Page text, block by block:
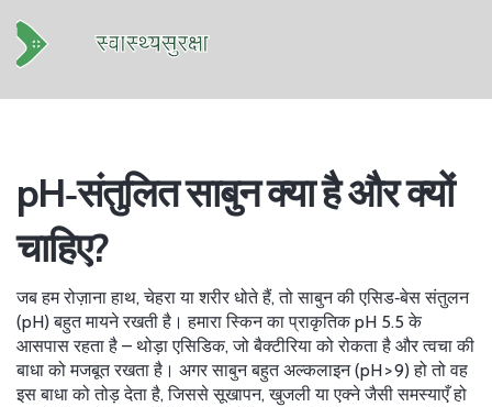
pH‑संतुलित साबुन क्या है और क्यों
चाहिए?
जब हम रोज़ाना हाथ, चेहरा या शरीर धोते हैं, तो साबुन की एसिड‑बेस संतुलन
(pH) बहुत मायने रखती है। हमारा स्किन का प्राकृतिक pH 5.5 के
आसपास रहता है – थोड़ा एसिडिक, जो बैक्टीरिया को रोकता है और त्वचा की
बाधा को मजबूत रखता है। अगर साबुन बहुत अल्कलाइन (pH > 9) हो तो वह
इस बाधा को तोड़ देता है, जिससे सूखापन, खुजली या एक्ने जैसी समस्याएँ हो